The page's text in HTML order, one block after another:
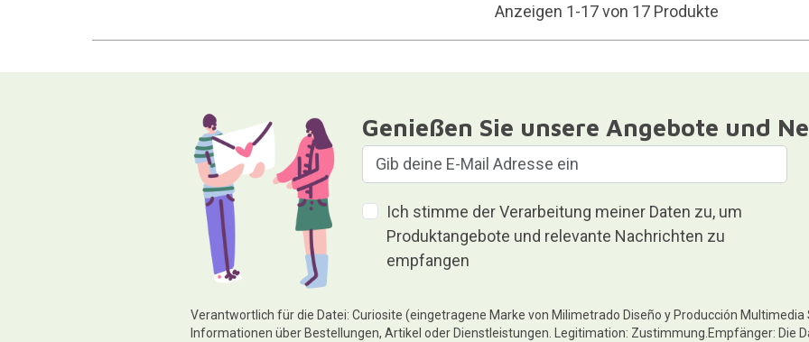
Anzeigen 1-17 von 17 Produkte
Genießen Sie unsere Angebote und
Ich stimme der Verarbeitung meiner Daten zu, um
Produktangebote und relevante Nachrichten zu
empfangen
Verantwortlich für die Datei: Curiosite (eingetragene Marke von Milimetrado Diseño y Producción Multimedia
Informationen über Bestellungen, Artikel oder Dienstleistungen. Legitimation: Zustimmung.Empfänger: Die